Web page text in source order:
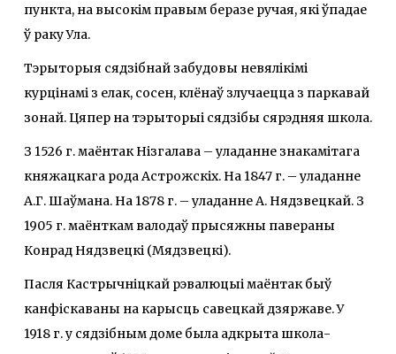
пункта, на высокім правым беразе ручая, які ўпадае
ў раку Ула.
Тэрыторыя сядзібнай забудовы невялікімі
курцінамі з елак, сосен, клёнаў злучаецца з паркавай
зонай. Цяпер на тэрыторыі сядзібы сярэдняя школа.
З 1526 г. маёнтак Нізгалава – уладанне знакамітага
княжацкага рода Астрожскіх. На 1847 г. – уладанне
А.Г. Шаўмана. На 1878 г. – уладанне А. Нядзвецкай. З
1905 г. маёнткам валодаў прысяжны павераны
Конрад Нядзвецкі (Мядзвецкі).
Пасля Кастрычніцкай рэвалюцыі маёнтак быў
канфіскаваны на карысць савецкай дзяржаве. У
1918 г. у сядзібным доме была адкрыта школа-